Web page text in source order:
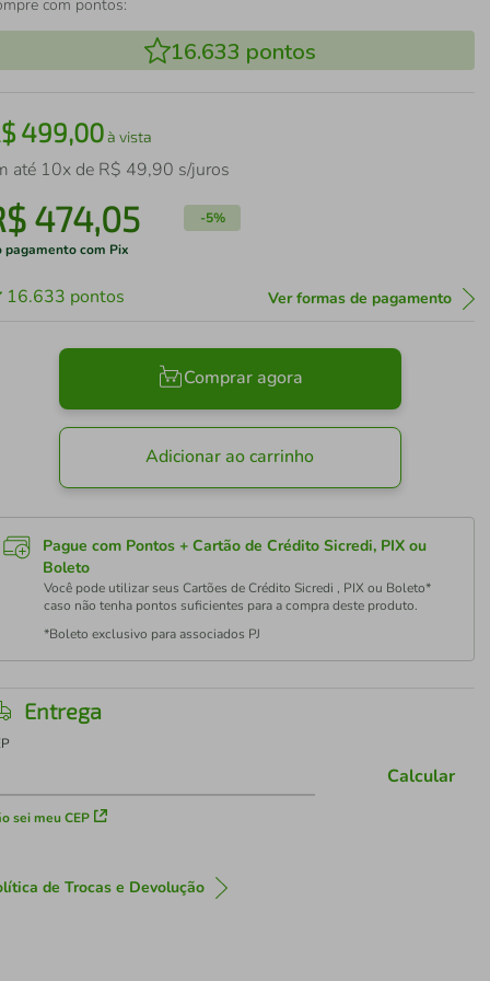
com pontos:
16.633 pontos
499,00à vista
até 10x de R$ 49,90 s/juros
474,05 -5%
pagamento com Pix
16.633 pontos Ver formas de pagamento
Comprar agora
Adicionar ao carrinho
Pague com Pontos + Cartão de Crédito Sicredi, PIX ou
Boleto
Você pode utilizar seus Cartões de Crédito Sicredi , PIX ou Boleto*
caso não tenha pontos suficientes para a compra deste produto.
*Boleto exclusivo para associados PJ
Entrega
sei meu CEP
Calcular
de Trocas e Devolução